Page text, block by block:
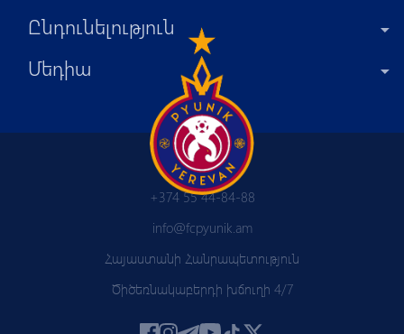
Ընդունելություն
Մեդիա
+374 55 44-84-88
info@fcpyunik.am
Հայաստանի Հանրապետություն
Ծիծեռնակաբերդի խճուղի 4/7